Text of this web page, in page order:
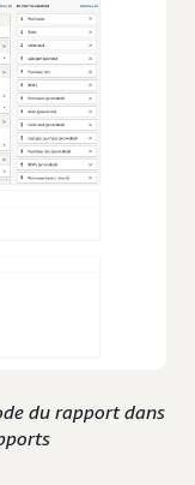
du rapport dans